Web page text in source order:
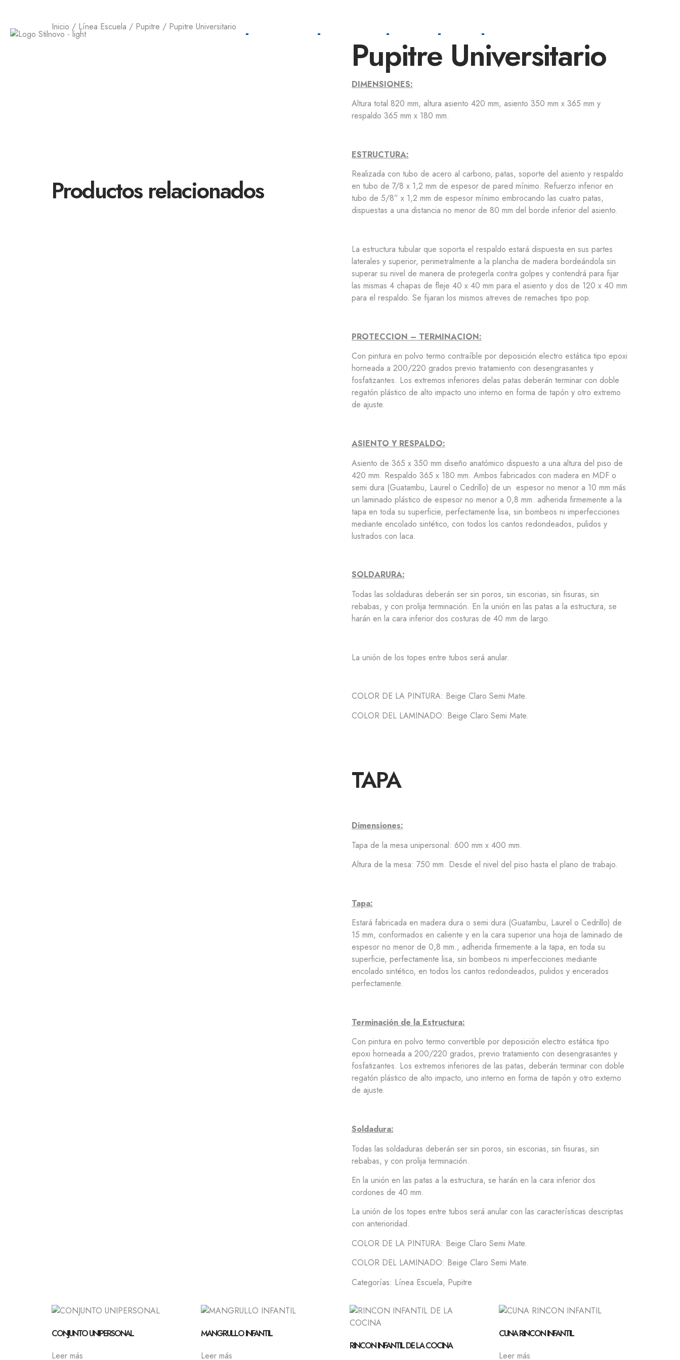
Inicio / Línea Escuela / Pupitre / Pupitre Universitario
Pupitre Universitario
DIMENSIONES:
Altura total 820 mm, altura asiento 420 mm, asiento 350 mm x 365 mm y
respaldo 365 mm x 180 mm.
ESTRUCTURA:
Realizada con tubo de acero al carbono, patas, soporte del asiento y respaldo
en tubo de 7/8 x 1,2 mm de espesor de pared mínimo. Refuerzo inferior en
tubo de 5/8” x 1,2 mm de espesor mínimo embrocando las cuatro patas,
dispuestas a una distancia no menor de 80 mm del borde inferior del asiento.
La estructura tubular que soporta el respaldo estará dispuesta en sus partes
laterales y superior, perimetralmente a la plancha de madera bordeándola sin
superar su nivel de manera de protegerla contra golpes y contendrá para fijar
las mismas 4 chapas de fleje 40 x 40 mm para el asiento y dos de 120 x 40 mm
para el respaldo. Se fijaran los mismos atreves de remaches tipo pop.
PROTECCION – TERMINACION:
Con pintura en polvo termo contraíble por deposición electro estática tipo epoxi
horneada a 200/220 grados previo tratamiento con desengrasantes y
fosfatizantes. Los extremos inferiores delas patas deberán terminar con doble
regatón plástico de alto impacto uno interno en forma de tapón y otro extremo
de ajuste.
ASIENTO Y RESPALDO:
Asiento de 365 x 350 mm diseño anatómico dispuesto a una altura del piso de
420 mm. Respaldo 365 x 180 mm. Ambos fabricados con madera en MDF o
semi dura (Guatambu, Laurel o Cedrillo) de un espesor no menor a 10 mm más
un laminado plástico de espesor no menor a 0,8 mm. adherida firmemente a la
tapa en toda su superficie, perfectamente lisa, sin bombeos ni imperfecciones
mediante encolado sintético, con todos los cantos redondeados, pulidos y
lustrados con laca.
SOLDARURA:
Todas las soldaduras deberán ser sin poros, sin escorias, sin fisuras, sin
rebabas, y con prolija terminación. En la unión en las patas a la estructura, se
harán en la cara inferior dos costuras de 40 mm de largo.
La unión de los topes entre tubos será anular.
COLOR DE LA PINTURA: Beige Claro Semi Mate.
COLOR DEL LAMINADO: Beige Claro Semi Mate.
TAPA
Dimensiones:
Tapa de la mesa unipersonal: 600 mm x 400 mm.
Altura de la mesa: 750 mm. Desde el nivel del piso hasta el plano de trabajo.
Tapa:
Estará fabricada en madera dura o semi dura (Guatambu, Laurel o Cedrillo) de
15 mm, conformados en caliente y en la cara superior una hoja de laminado de
espesor no menor de 0,8 mm., adherida firmemente a la tapa, en toda su
superficie, perfectamente lisa, sin bombeos ni imperfecciones mediante
encolado sintético, en todos los cantos redondeados, pulidos y encerados
perfectamente.
Terminación de la Estructura:
Con pintura en polvo termo convertible por deposición electro estática tipo
epoxi horneada a 200/220 grados, previo tratamiento con desengrasantes y
fosfatizantes. Los extremos inferiores de las patas, deberán terminar con doble
regatón plástico de alto impacto, uno interno en forma de tapón y otro externo
de ajuste.
Soldadura:
Todas las soldaduras deberán ser sin poros, sin escorias, sin fisuras, sin
rebabas, y con prolija terminación.
En la unión en las patas a la estructura, se harán en la cara inferior dos
cordones de 40 mm.
La unión de los topes entre tubos será anular con las características descriptas
con anterioridad.
COLOR DE LA PINTURA: Beige Claro Semi Mate.
COLOR DEL LAMINADO: Beige Claro Semi Mate.
Categorías: Línea Escuela, Pupitre
Productos relacionados
CONJUNTO UNIPERSONAL
Leer más
MANGRULLO INFANTIL
Leer más
RINCON INFANTIL DE LA COCINA
CUNA RINCON INFANTIL
Leer más